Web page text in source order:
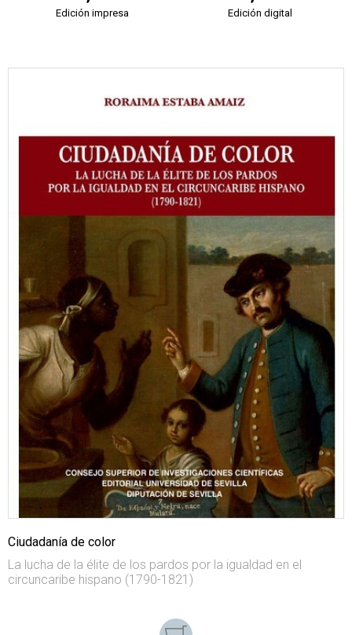
Edición impresa Edición digital
Ciudadanía de color
La lucha de la élite de los pardos por la igualdad en el
circuncaribe hispano (1790-1821)